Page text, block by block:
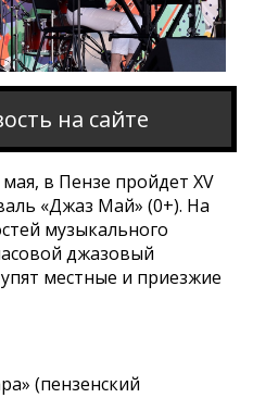
на сайте
в Пензе пройдет XV
«Джаз Май» (0+). На
музыкального
джазовый
местные и приезжие
(пензенский